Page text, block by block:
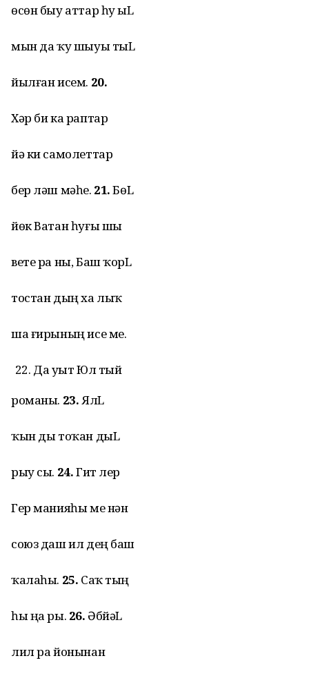
өсөн быу аттар һу ҙыL
мын да ҡу шыуы тыL
йылған исем. 20.
Хәр би ка раптар
йә ки самолеттар
бер ләш мәһе. 21.БөL
йөк Ватан һуғы шы
вете ра ны, Баш ҡорL
тостан дың ха лыҡ
ша ғирының исе ме.
Да уыт Юл тый
романы. 23.ЯлL
ҡын ды тоҡан дыL
рыу сы. 24.Гит лер
Гер манияһы ме нән
союз даш ил дең баш
ҡалаһы. 25. Саҡ тың
һы ңа ры. 26. ӘбйәL
лил ра йонынан